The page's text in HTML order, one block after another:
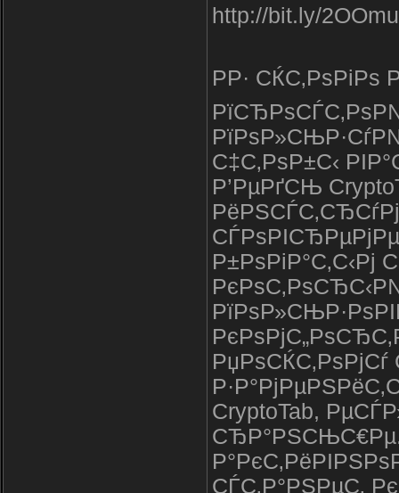
http://bit.ly/
РР·
С‡С‚РѕР±С‹
Р’РµРґСЊ
Р±РѕРіР°С‚С‹Рј
CryptoTab,
СЂР°РЅСЊС€Рµ.
СЃС‚Р°РЅРµС‚